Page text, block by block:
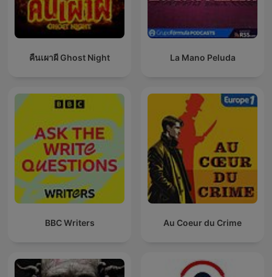
คืนเผาผี Ghost Night La Mano Peluda
BBC Writers Au Coeur du Crime